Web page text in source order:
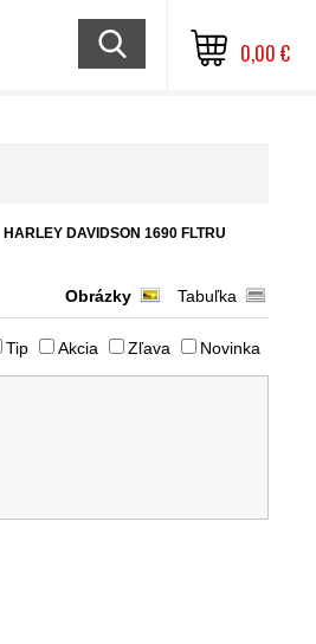
0,00 €
HARLEY DAVIDSON 1690 FLTRU
Obrázky Tabuľka
Tip Akcia Zľava Novinka